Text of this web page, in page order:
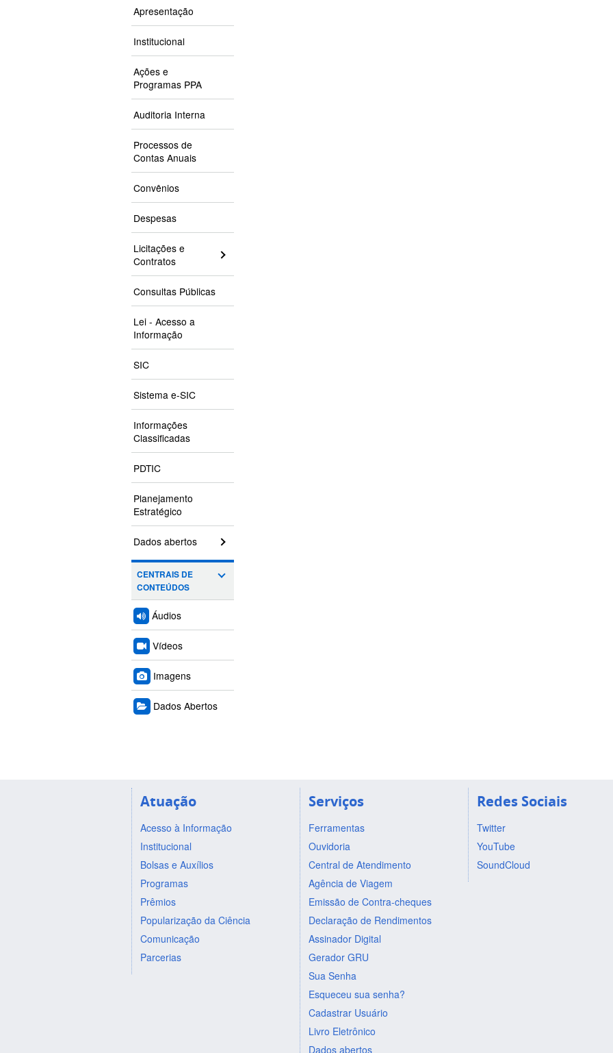
Apresentação
Institucional
Ações e
Programas PPA
Auditoria Interna
Processos de
Contas Anuais
Convênios
Despesas
Licitações e
Contratos
Consultas Públicas
Lei - Acesso a
Informação
SIC
Sistema e-SIC
Informações
Classificadas
PDTIC
Planejamento
Estratégico
Dados abertos
CENTRAIS DE
CONTEÚDOS
Áudios
Vídeos
Imagens
Dados Abertos
Atuação
Acesso à Informação
Institucional
Bolsas e Auxílios
Programas
Prêmios
Popularização da Ciência
Comunicação
Parcerias
Serviços
Ferramentas
Ouvidoria
Central de Atendimento
Agência de Viagem
Emissão de Contra-cheques
Declaração de Rendimentos
Assinador Digital
Gerador GRU
Sua Senha
Esqueceu sua senha?
Cadastrar Usuário
Livro Eletrônico
Dados abertos
Redes Sociais
Twitter
YouTube
SoundCloud